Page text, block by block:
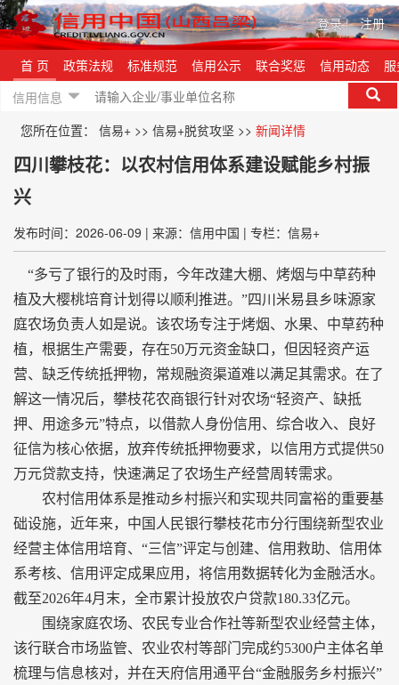
登录| 注册
首 页 政策法规 标准规范 信用公示 联合奖惩 信用动态
信用信息
您所在位置： 信易+ >> 信易+脱贫攻坚 >> 新闻详情
四川攀枝花：以农村信用体系建设赋能乡村振
兴
发布时间：2026-06-09 | 来源：信用中国 | 专栏：信易+
“多亏了银行的及时雨，今年改建大棚、烤烟与中草药种
植及大樱桃培育计划得以顺利推进。”四川米易县乡味源家
庭农场负责人如是说。该农场专注于烤烟、水果、中草药种
植，根据生产需要，存在50万元资金缺口，但因轻资产运
营、缺乏传统抵押物，常规融资渠道难以满足其需求。在了
解这一情况后，攀枝花农商银行针对农场“轻资产、缺抵
押、用途多元”特点，以借款人身份信用、综合收入、良好
征信为核心依据，放弃传统抵押物要求，以信用方式提供50
万元贷款支持，快速满足了农场生产经营周转需求。
农村信用体系是推动乡村振兴和实现共同富裕的重要基
础设施，近年来，中国人民银行攀枝花市分行围绕新型农业
经营主体信用培育、“三信”评定与创建、信用救助、信用体
系考核、信用评定成果应用，将信用数据转化为金融活水。
截至2026年4月末，全市累计投放农户贷款180.33亿元。
围绕家庭农场、农民专业合作社等新型农业经营主体，
该行联合市场监管、农业农村等部门完成约5300户主体名单
梳理与信息核对，并在天府信用通平台“金融服务乡村振兴”